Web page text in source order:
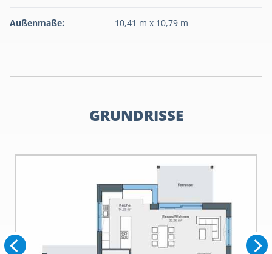
Außenmaße: 10,41 m x 10,79 m
GRUNDRISSE